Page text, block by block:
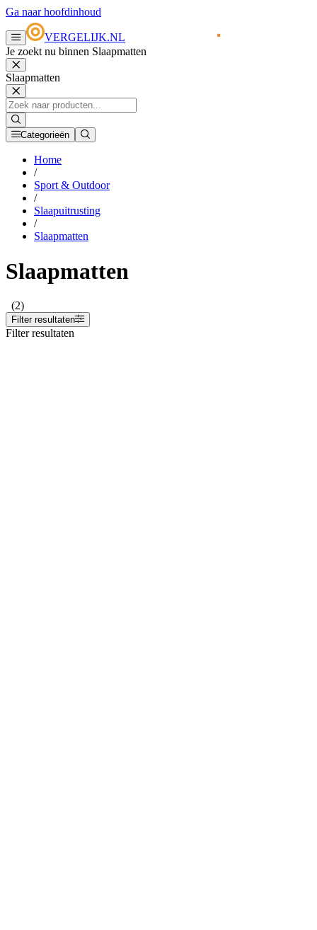
Ga naar hoofdinhoud
VERGELIJK.NL
Je zoekt nu binnen Slaapmatten
Slaapmatten
Categorieën
Home
/
Sport & Outdoor
/
Slaapuitrusting
/
Slaapmatten
Slaapmatten
(2)
Filter resultaten
Filter resultaten